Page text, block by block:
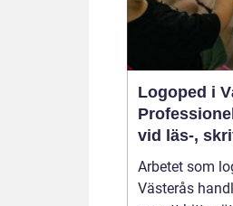
Logoped i
vid läs-,
Arbetet som
Västerås